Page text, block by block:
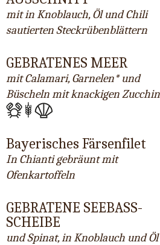
mit in Knoblauch, Öl und Chili
sautierten Steckrübenblättern
GEBRATENES MEER
mit Calamari, Garnelen* und
Büscheln mit knackigen
Bayerisches Färsenfilet
In Chianti gebräunt mit
Ofenkartoffeln
GEBRATENE SEEBASS-
SCHEIBE
und Spinat, in Knoblauch und Öl